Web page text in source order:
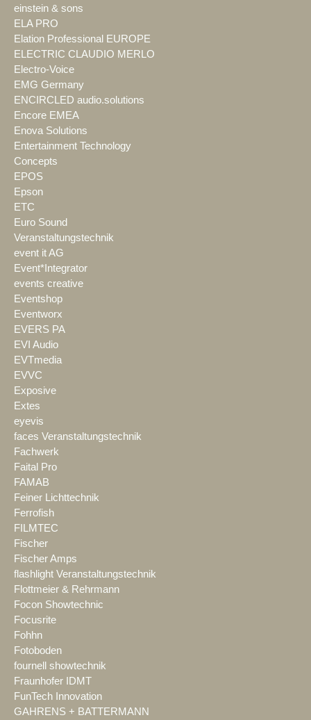
einstein & sons
ELA PRO
Elation Professional EUROPE
ELECTRIC CLAUDIO MERLO
Electro-Voice
EMG Germany
ENCIRCLED audio.solutions
Encore EMEA
Enova Solutions
Entertainment Technology
Concepts
EPOS
Epson
ETC
Euro Sound
Veranstaltungstechnik
event it AG
Event*Integrator
events creative
Eventshop
Eventworx
EVERS PA
EVI Audio
EVTmedia
EVVC
Exposive
Extes
eyevis
faces Veranstaltungstechnik
Fachwerk
Faital Pro
FAMAB
Feiner Lichttechnik
Ferrofish
FILMTEC
Fischer
Fischer Amps
flashlight Veranstaltungstechnik
Flottmeier & Rehrmann
Focon Showtechnic
Focusrite
Fohhn
Fotoboden
fournell showtechnik
Fraunhofer IDMT
FunTech Innovation
GAHRENS + BATTERMANN